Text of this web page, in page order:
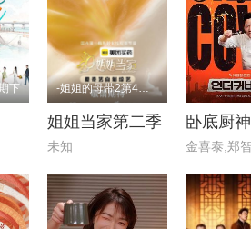
下 -姐姐的母带2第4期下
姐姐当家第二季
未知
卧底厨神